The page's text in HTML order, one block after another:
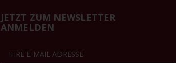
JETZT ZUM NEWSLETTER
ANMELDEN